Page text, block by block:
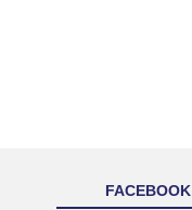
FACEBOOK